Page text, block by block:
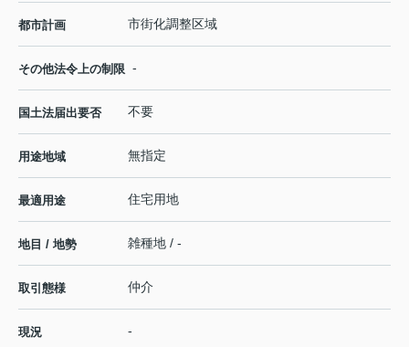
都市計画 市街化調整区域
その他法令上の制限 -
国土法届出要否 不要
用途地域 無指定
最適用途 住宅用地
地目 / 地勢 雑種地 / -
取引態様 仲介
現況 -